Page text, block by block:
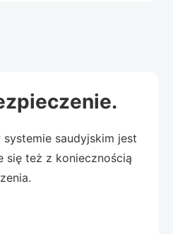
systemie saudyjskim jest
się też z koniecznością